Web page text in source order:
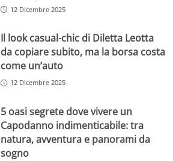
12 Dicembre 2025
Il look casual-chic di Diletta Leotta
da copiare subito, ma la borsa costa
come un’auto
12 Dicembre 2025
5 oasi segrete dove vivere un
Capodanno indimenticabile: tra
natura, avventura e panorami da
sogno